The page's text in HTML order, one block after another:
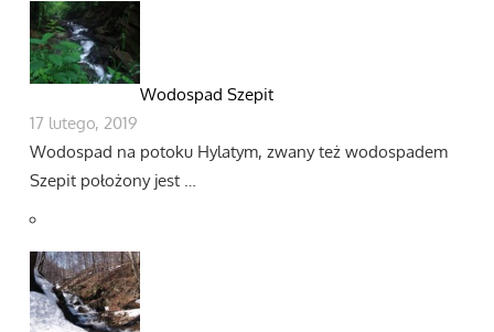
Wodospad Szepit
17 lutego, 2019
Wodospad na potoku Hylatym, zwany też wodospadem
Szepit położony jest …